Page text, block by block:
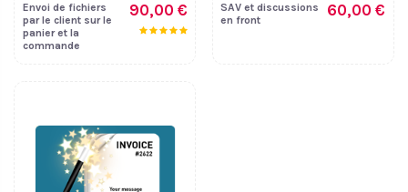
Envoi de fichiers
par le client sur le
panier et la
commande
90,00 €
SAV et discussions
en front
60,00 €